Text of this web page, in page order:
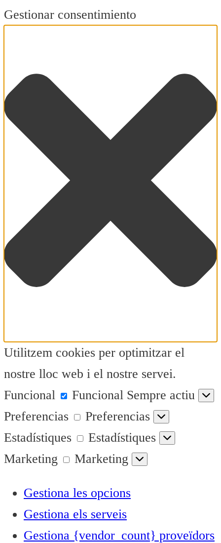
Gestionar consentimiento
Utilitzem cookies per optimitzar el
nostre lloc web i el nostre servei.
Funcional
Funcional Sempre actiu
Preferencias
Preferencias
Estadístiques
Estadístiques
Marketing
Marketing
Gestiona les opcions
Gestiona els serveis
Gestiona {vendor_count} proveïdors